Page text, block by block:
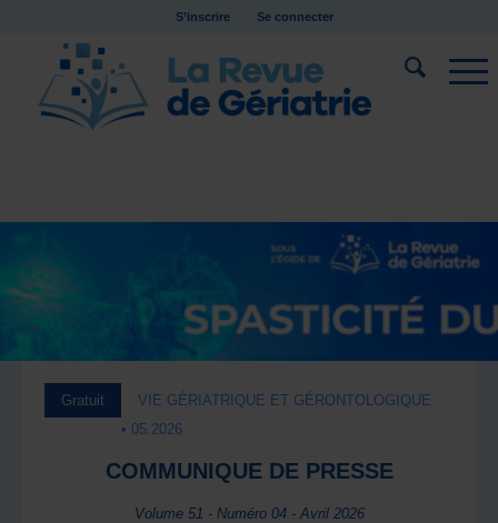
S’inscrire Se connecter
Gratuit
VIE GÉRIATRIQUE ET GÉRONTOLOGIQUE
• 05.2026
COMMUNIQUE DE PRESSE
Volume 51 - Numéro 04 - Avril 2026